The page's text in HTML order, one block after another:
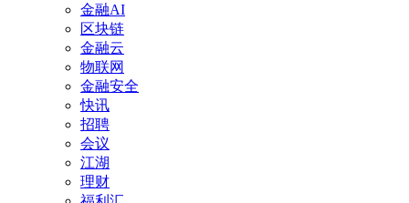
金融AI
区块链
金融云
物联网
金融安全
快讯
招聘
会议
江湖
理财